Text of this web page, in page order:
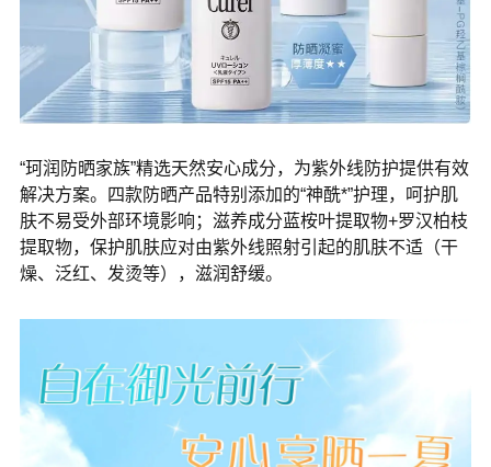
“珂润防晒家族”精选天然安心成分，为紫外线防护提供有效
解决方案。四款防晒产品特别添加的“神酰*”护理，呵护肌
肤不易受外部环境影响；滋养成分蓝桉叶提取物+罗汉柏枝
提取物，保护肌肤应对由紫外线照射引起的肌肤不适（干
燥、泛红、发烫等），滋润舒缓。